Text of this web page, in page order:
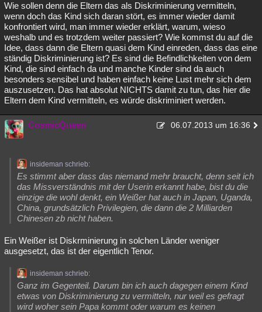
Wie sollen denn die Eltern das als Diskriminierung vermitteln,
wenn doch das Kind sich daran stört, es immer wieder damit
konfrontiert wird, man immer wieder erklärt, warum, wieso
weshalb und es trotzdem weiter passiert? Wie kommst du auf die
Idee, dass dann die Eltern quasi dem Kind einreden, dass das eine
ständig Diskriminierung ist? Es sind die Befindlichkeiten von dem
Kind, die sind einfach da und manche Kinder sind da auch
besonders sensibel und haben einfach keine Lust mehr sich dem
auszusetzen. Das hat absolut NICHTS damit zu tun, das hier die
Eltern dem Kind vermitteln, es würde diskriminiert werden.
CosmicQueen 06.07.2013 um 16:36
insideman schrieb:
Es stimmt aber dass das niemand mehr braucht, denn seit ich
das Missverständnis mit der Userin erkannt habe, bist du die
einzige die wohl denkt, ein Weißer hat auch in Japan, Uganda,
China, grundsätzlich Privilegien, die dann die 2 Milliarden
Chinesen zb nicht haben.
Ein Weißer ist Diskrminierung in solchen Länder weniger
ausgesetzt, das ist der eigentlich Tenor.
insideman schrieb:
Ganz im Gegenteil. Darum bin ich auch dagegen einem Kind
etwas von Diskriminierung zu vermitteln, nur weil es gefragt
wird woher sein Papa kommt oder warum es keinen